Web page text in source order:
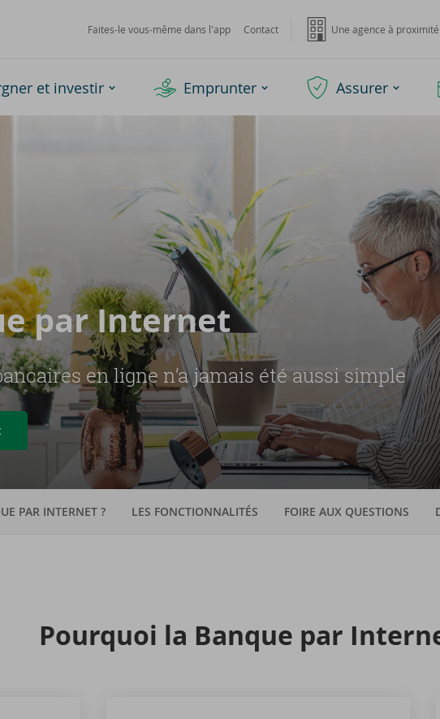
Faites-le vous-même dans l'app Contact Une agence à proximité
et investir Emprunter Assurer
par In­ter­net
en ligne n’a jamais été aussi simple
PAR INTERNET ? LES FONCTIONNALITÉS FOIRE AUX QUESTIONS
Pour­quoi la Banque par